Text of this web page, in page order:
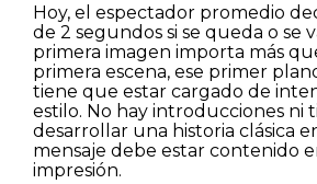
Hoy, el espectador promedio
de 2 segundos si se queda o se
primera imagen importa más
primera escena, ese primer
tiene que estar cargado de
estilo. No hay introducciones ni
desarrollar una historia clásica
mensaje debe estar contenido
impresión.